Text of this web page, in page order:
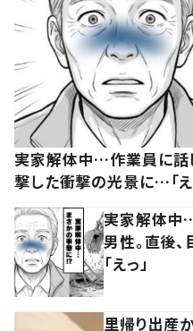
実家解体中…作業員に話
撃した衝撃の光景に…「え
実家解体中
男性。直後
「えっ」
里帰り出産